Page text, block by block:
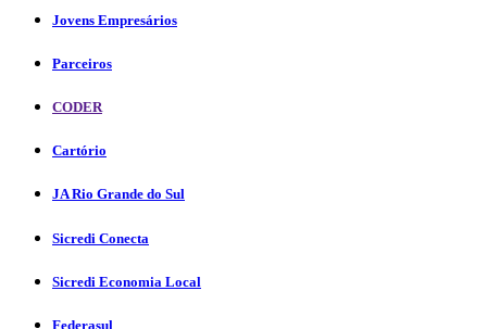
Jovens Empresários
Parceiros
CODER
Cartório
JA Rio Grande do Sul
Sicredi Conecta
Sicredi Economia Local
Federasul